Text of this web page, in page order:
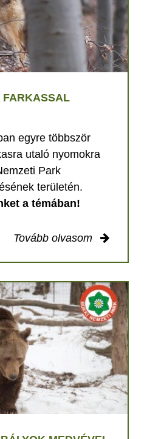
FARKASSAL
egyre többször
utaló nyomokra
Park
területén.
a témában!
Tovább olvasom